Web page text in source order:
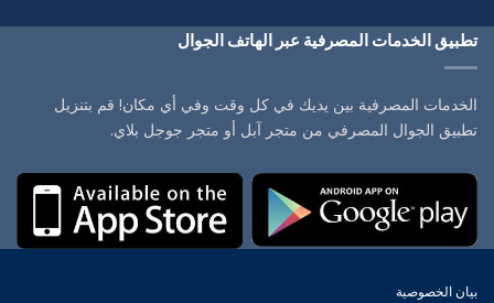
تطبيق الخدمات المصرفية عبر الهاتف الجوال
الخدمات المصرفية بين يديك في كل وقت وفي أي مكان! قم بتنزيل
تطبيق الجوال المصرفي من متجر آبل أو متجر جوجل بلاي.
بيان الخصوصية